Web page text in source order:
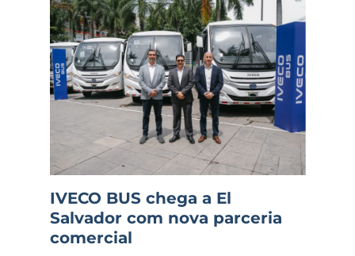
IVECO BUS chega a El
Salvador com nova parceria
comercial